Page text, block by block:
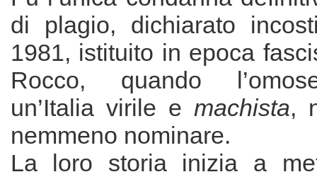
di plagio, dichiarato
1981, istituito in epoca
Rocco, quando
un’Italia virile emachista,
nemmeno nominare.
La loro storia inizia a